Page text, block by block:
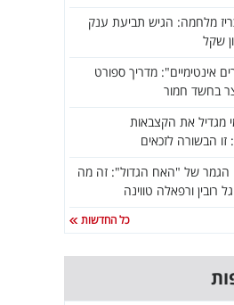
מלחמה: הגיש תביעת ענק
אינטימיים": מדריך ספורט
בחשד חמור
מגדיל את הקצבאות
הבשורה לזכאים
הגמר של "האח הגדול": זה מה
ורפאלה טווינה
כל החדשות